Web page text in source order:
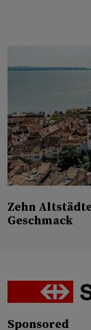
Zehn
Geschmack
Sponsored